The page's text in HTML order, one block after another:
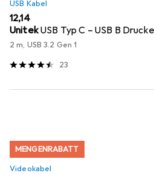
USB Kabel
EUR
12,14
UnitekUSB Typ C – USB B
2 m, USB 3.2 Gen 1
23
MENGENRABATT
Videokabel